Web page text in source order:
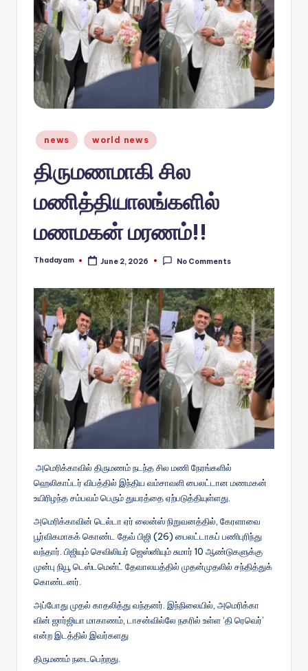
w
s.
Posted
in
news world news
திருமணமாகி சில
மணித்தியாலங்களில்
மணமகன் மரணம்!!
Posted
Thadayam June 2, 2026 No Comments
அமெரிக்காவில் திருமணம் நடந்த சில மணி நேரங்களில்
ஹெலிகாப்டர் விபத்தில் இந்திய வம்சாவளி பைலட்டான மணமகன்
உயிரிழந்த சம்பவம் பெரும் துயரத்தை ஏற்படுத்தியுள்ளது.
அமெரிக்கா​வின் டெல்டா ஏர் லைன்ஸ் நிறுவனத்தில், கேரளாவை
பூர்வி​க​மாகக் கொண்ட தேவ் பிஜி (26) பைலட்​டாகப் பணிபுரிந்து
வந்​தார். பிஜி​யும் செவிலியர் ஜெஸ்னியும் சுமார் 10 ஆண்​டு​களுக்கு
முன்பு நியூ டெஸ்​டமென்ட் தேவால​யத்​தில் முதன்​முதலில் சந்​தித்​துக்
கொண்​டனர்.
அப்​போது முதல் காதலித்து வந்​தனர். இந்​நிலை​யில், அமெரிக்​கா​
வின் ஜார்​ஜியா மாகாணம், டாசன்வில்லே நகரில் உள்ள ‘தி ரெவெர்’
என்ற இடத்​தில் இவர்களது
திரு​மணம் நடை​பெற்​றது.